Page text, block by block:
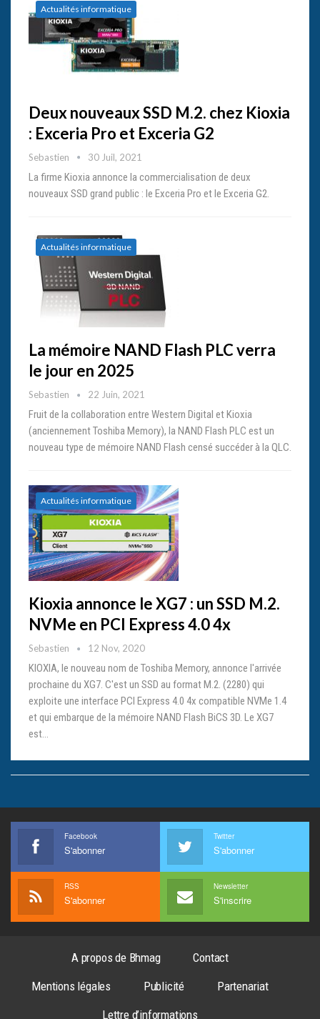
Actualités informatique
Deux nouveaux SSD M.2. chez Kioxia
: Exceria Pro et Exceria G2
Sebastien 30 Juil, 2021
La firme Kioxia annonce la commercialisation de deux
nouveaux SSD grand public : le Exceria Pro et le Exceria G2.
Actualités informatique
La mémoire NAND Flash PLC verra
le jour en 2025
Sebastien 22 Juin, 2021
Fruit de la collaboration entre Western Digital et Kioxia
(anciennement Toshiba Memory), la NAND Flash PLC est un
nouveau type de mémoire NAND Flash censé succéder à la QLC.
Actualités informatique
Kioxia annonce le XG7 : un SSD M.2.
NVMe en PCI Express 4.0 4x
Sebastien 12 Nov, 2020
KIOXIA, le nouveau nom de Toshiba Memory, annonce l'arrivée
prochaine du XG7. C'est un SSD au format M.2. (2280) qui
exploite une interface PCI Express 4.0 4x compatible NVMe 1.4
et qui embarque de la mémoire NAND Flash BiCS 3D. Le XG7
est…
Facebook
S'abonner
Twitter
S'abonner
RSS
S'abonner
Newsletter
S'inscrire
A propos de Bhmag
Contact
Mentions légales
Publicité
Partenariat
Lettre d’informations